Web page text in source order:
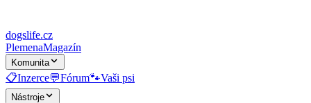
dogslife.cz
PlemenaMagazín
Komunita
📋Inzerce💬Fórum🐾Vaši psi
Nástroje